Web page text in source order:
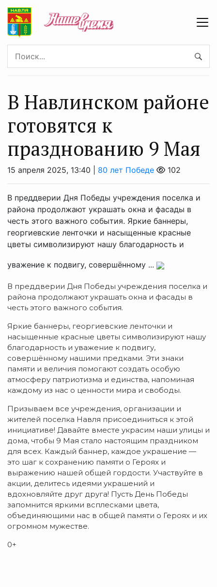
В Навлинском районе
готовятся к
празднованию 9 Мая
15 апреля 2025, 13:40 | 80 лет Победе 102
В преддверии Дня Победы учреждения поселка и
района продолжают украшать окна и фасады в
честь этого важного события. Яркие баннеры,
георгиевские ленточки и насыщенные красные
цветы символизируют нашу благодарность и
уважение к подвигу, совершённому ...
В преддверии Дня Победы учреждения поселка и
района продолжают украшать окна и фасады в
честь этого важного события.
Яркие баннеры, георгиевские ленточки и
насыщенные красные цветы символизируют нашу
благодарность и уважение к подвигу,
совершённому нашими предками. Эти знаки
памяти и величия помогают создать особую
атмосферу патриотизма и единства, напоминая
каждому из нас о ценности мира и свободы.
Призываем все учреждения, организации и
жителей поселка Навля присоединиться к этой
инициативе! Давайте вместе украсим наши улицы и
дома, чтобы 9 Мая стало настоящим праздником
для всех. Каждый баннер, каждое украшение —
это шаг к сохранению памяти о Героях и
выражению нашей общей гордости. Участвуйте в
акции, делитесь идеями украшений и
вдохновляйте друг друга! Пусть День Победы
запомнится яркими всплесками цвета,
объединяющими нас в общей памяти о Героях и их
огромном мужестве.
0+